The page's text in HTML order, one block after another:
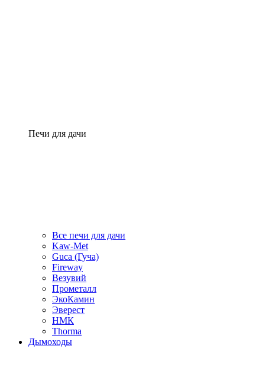
Печи для дачи
Все печи для дачи
Kaw-Met
Guca (Гуча)
Fireway
Везувий
Прометалл
ЭкоКамин
Эверест
НМК
Thorma
Дымоходы